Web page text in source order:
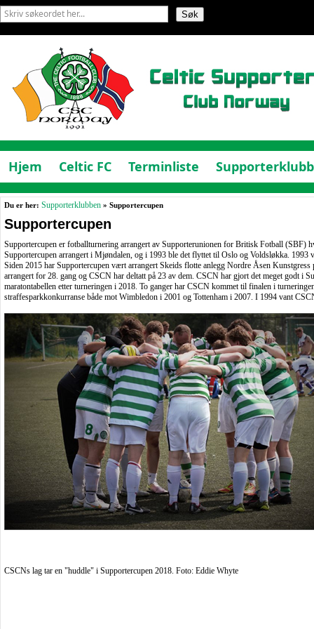
Hjem Celtic FC Terminliste
Du er her: Supporterklubben » Supportercupen
Supportercupen
Supportercupen er fotballturnering arrangert av Supporterunionen for Britisk Fotball (SBF)
Supportercupen arrangert i Mjøndalen, og i 1993 ble det flyttet til Oslo og Voldsløkka. 1993
Siden 2015 har Supportercupen vært arrangert Skeids flotte anlegg Nordre Åsen
arrangert for 28. gang og CSCN har deltatt på 23 av dem. CSCN har gjort det meget godt i
maratontabellen etter turneringen i 2018. To ganger har CSCN kommet til finalen i
straffesparkkonkurranse både mot Wimbledon i 2001 og Tottenham i 2007. I 1994 vant
CSCNs lag tar en "huddle" i Supportercupen 2018. Foto: Eddie Whyte